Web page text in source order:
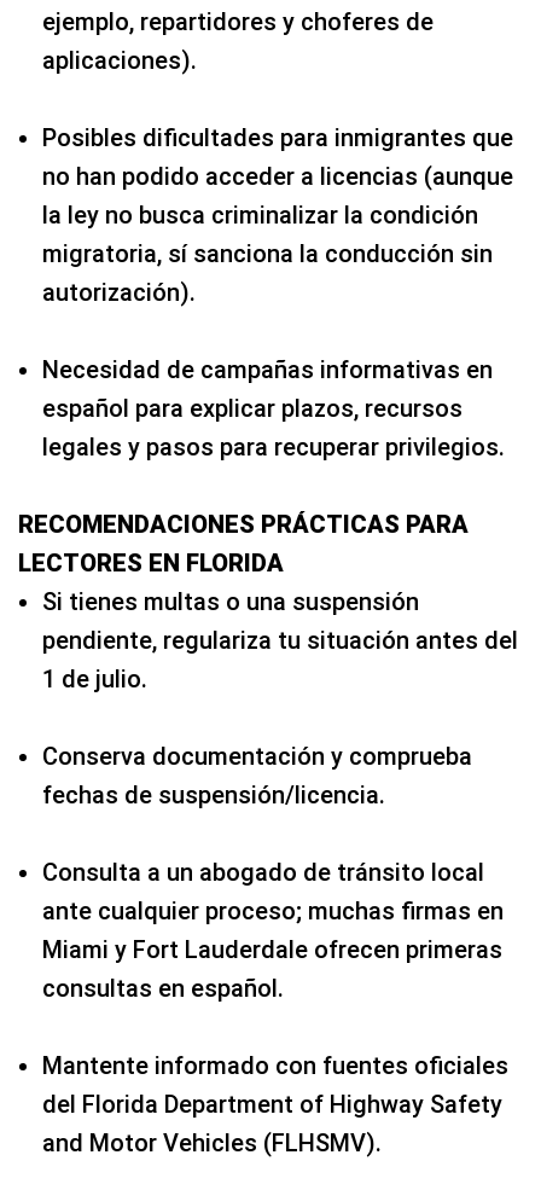
ejemplo, repartidores y choferes de
aplicaciones).
Posibles dificultades para inmigrantes que
no han podido acceder a licencias (aunque
la ley no busca criminalizar la condición
migratoria, sí sanciona la conducción sin
autorización).
Necesidad de campañas informativas en
español para explicar plazos, recursos
legales y pasos para recuperar privilegios.
RECOMENDACIONES PRÁCTICAS PARA
LECTORES EN FLORIDA
Si tienes multas o una suspensión
pendiente, regulariza tu situación antes del
1 de julio.
Conserva documentación y comprueba
fechas de suspensión/licencia.
Consulta a un abogado de tránsito local
ante cualquier proceso; muchas firmas en
Miami y Fort Lauderdale ofrecen primeras
consultas en español.
Mantente informado con fuentes oficiales
del Florida Department of Highway Safety
and Motor Vehicles (FLHSMV).